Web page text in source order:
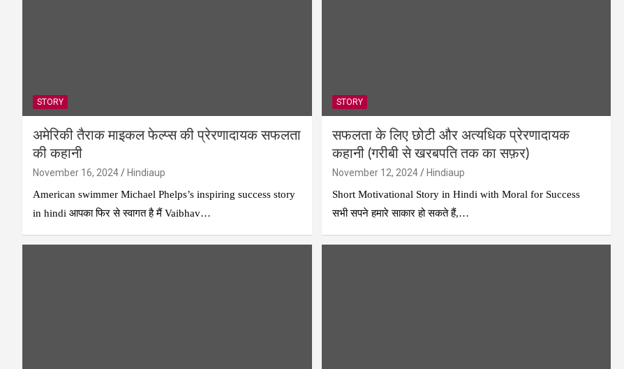
STORY
अमेरिकी तैराक माइकल फेल्प्स की प्रेरणादायक सफलता
की कहानी
November 16, 2024
Hindiaup
American swimmer Michael Phelps’s inspiring success story
in hindi आपका फिर से स्वागत है मैं Vaibhav…
STORY
सफलता के लिए छोटी और अत्यधिक प्रेरणादायक
कहानी (गरीबी से खरबपति तक का सफ़र)
November 12, 2024
Hindiaup
Short Motivational Story in Hindi with Moral for Success
सभी सपने हमारे साकार हो सकते हैं,…